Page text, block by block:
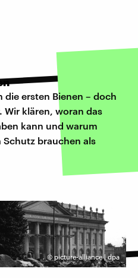
ersten Bienen – doch
Wir klären, woran das
kann und warum
brauchen als
©picture-alliance | dpa